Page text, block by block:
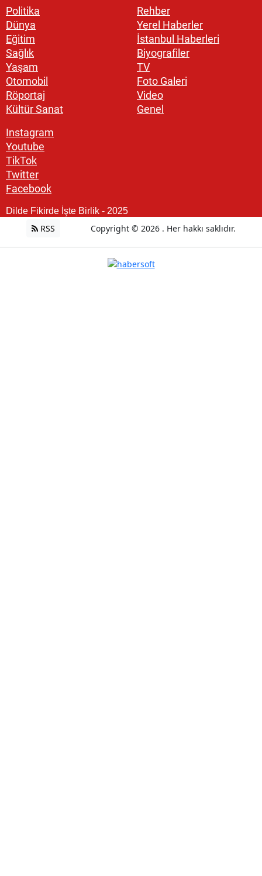
Politika
Dünya
Eğitim
Sağlık
Yaşam
Otomobil
Röportaj
Kültür Sanat
Rehber
Yerel Haberler
İstanbul Haberleri
Biyografiler
TV
Foto Galeri
Video
Genel
Instagram
Youtube
TikTok
Twitter
Facebook
Dilde Fikirde İşte Birlik - 2025
RSS Copyright © 2026 . Her hakkı saklıdır.